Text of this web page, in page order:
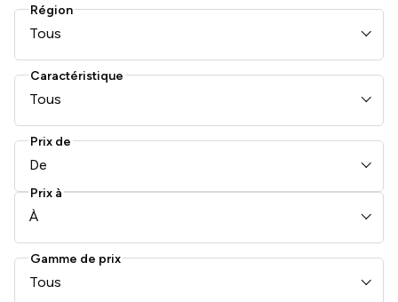
Région
Tous
Caractéristique
Tous
Prix de
De
Prix à
À
Gamme de prix
Tous